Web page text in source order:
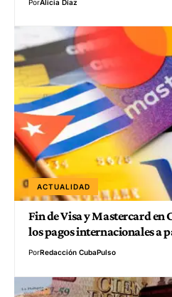
PorAlicia Díaz
ACTUALIDAD
Fin de Visa y Mastercard en
los pagos internacionales a
PorRedacción CubaPulso